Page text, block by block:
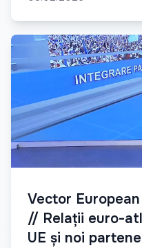
Vector
// Relații euro-
UE și noi